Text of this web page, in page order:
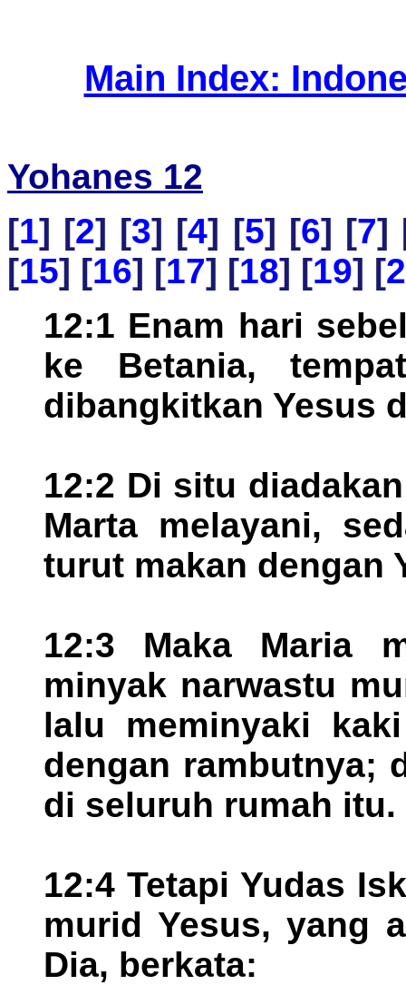
Main Index:
Yohanes 12
[1] [2] [3] [4] [5] [6] [7]
[15] [16] [17] [18] [19] [
12:1 Enam hari
ke Betania,
dibangkitkan Yesus
12:2 Di situ
Marta melayani,
turut makan dengan
12:3 Maka Maria
minyak narwastu
lalu meminyaki
dengan rambutnya;
di seluruh rumah itu.
12:4 Tetapi Yudas
murid Yesus, yang
Dia, berkata: